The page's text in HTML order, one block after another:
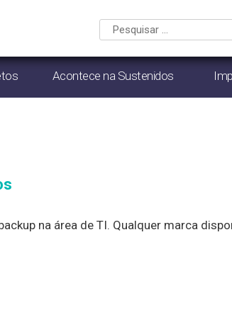
Acontece na Sustenidos
na área de TI. Qualquer marca